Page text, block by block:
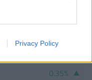
Privacy Policy
-0.26%
0.35%